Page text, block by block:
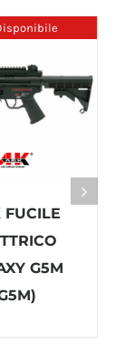
FUCILE
G5M